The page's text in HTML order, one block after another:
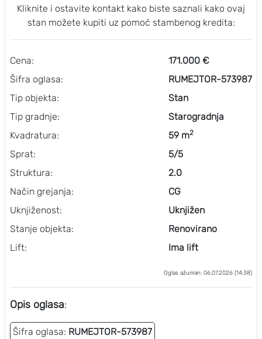
Kliknite i ostavite kontakt kako biste saznali kako ovaj
stan možete kupiti uz pomoć stambenog kredita:
Cena:
Šifra oglasa:
Tip objekta:
Tip gradnje:
Kvadratura:
Sprat:
Struktura:
Način grejanja:
Uknjiženost:
Stanje objekta:
Lift:
171.000 €
RUMEJTOR-573987
Stan
Starogradnja
59 m2
5/5
2.0
CG
Uknjižen
Renovirano
Ima lift
Oglas ažuriran: 06.07.2026 (14:38)
Opis oglasa:
Šifra oglasa: RUMEJTOR-573987